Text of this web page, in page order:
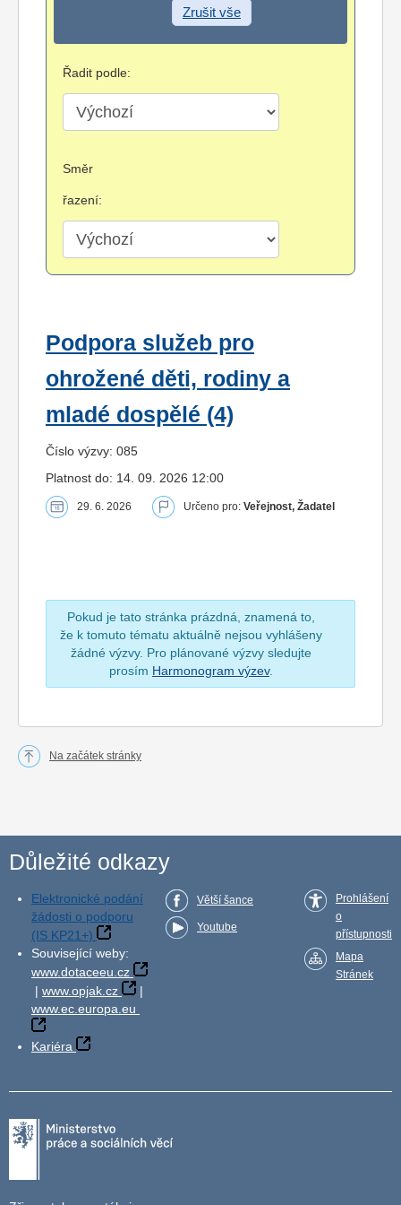
Zrušit vše
Řadit podle:
Směr
řazení:
Podpora služeb pro
ohrožené děti, rodiny a
mladé dospělé (4)
Číslo výzvy: 085
Platnost do: 14. 09. 2026 12:00
29. 6. 2026 Určeno pro: Veřejnost, Žadatel
Pokud je tato stránka prázdná, znamená to,
že k tomuto tématu aktuálně nejsou vyhlášeny
žádné výzvy. Pro plánované výzvy sledujte
prosím Harmonogram výzev.
Na začátek stránky
Důležité odkazy
Elektronické podání
žádosti o podporu
(IS KP21+)
Související weby:
www.dotaceeu.cz
| www.opjak.cz
|
www.ec.europa.eu
Kariéra
Větší šance
Youtube
Prohlášení
o
přístupnosti
Mapa
Stránek